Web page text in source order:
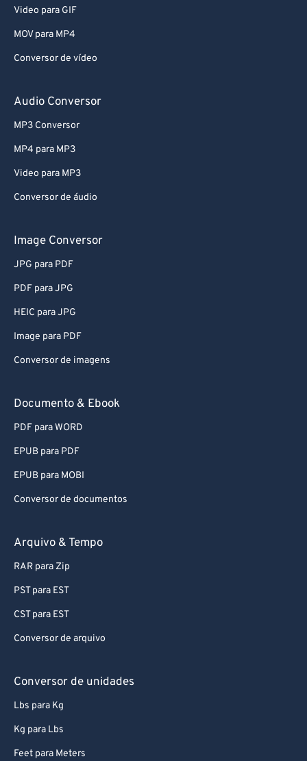
Video para GIF
MOV para MP4
Conversor de vídeo
Audio Conversor
MP3 Conversor
MP4 para MP3
Video para MP3
Conversor de áudio
Image Conversor
JPG para PDF
PDF para JPG
HEIC para JPG
Image para PDF
Conversor de imagens
Documento & Ebook
PDF para WORD
EPUB para PDF
EPUB para MOBI
Conversor de documentos
Arquivo & Tempo
RAR para Zip
PST para EST
CST para EST
Conversor de arquivo
Conversor de unidades
Lbs para Kg
Kg para Lbs
Feet para Meters